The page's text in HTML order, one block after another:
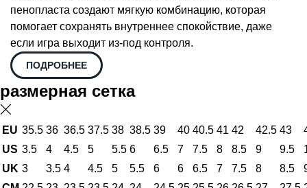
пенопласта создают мягкую комбинацию, которая
помогает сохранять внутреннее спокойствие, даже
если игра выходит из-под контроля.
ПОДРОБНЕЕ
размерная сетка
EU 35.5 36 36.5 37.5 38 38.5 39 40 40.5 41 42 42.5 43
US 3.5 4 4.5 5 5.5 6 6.5 7 7.5 8 8.5 9 9.5
UK 3 3.5 4 4.5 5 5.5 6 6 6.5 7 7.5 8 8.5